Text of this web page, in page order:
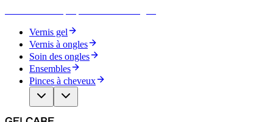
Vernis gel
Vernis à ongles
Soin des ongles
Ensembles
Pinces à cheveux